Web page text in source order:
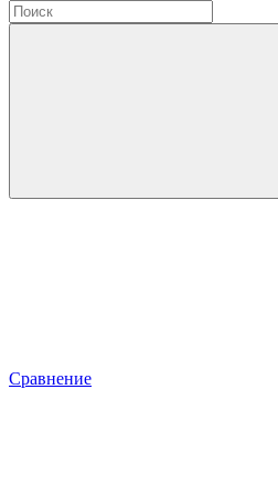
Сравнение